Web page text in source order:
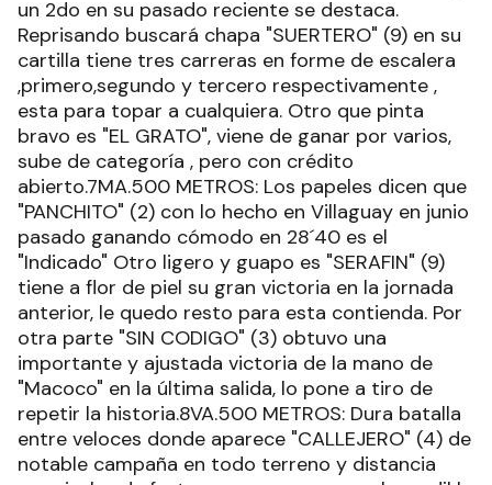
un 2do en su pasado reciente se destaca.
Reprisando buscará chapa "SUERTERO" (9) en su
cartilla tiene tres carreras en forme de escalera
,primero,segundo y tercero respectivamente ,
esta para topar a cualquiera. Otro que pinta
bravo es "EL GRATO", viene de ganar por varios,
sube de categoría , pero con crédito
abierto.7MA.500 METROS: Los papeles dicen que
"PANCHITO" (2) con lo hecho en Villaguay en junio
pasado ganando cómodo en 28´40 es el
"Indicado" Otro ligero y guapo es "SERAFIN" (9)
tiene a flor de piel su gran victoria en la jornada
anterior, le quedo resto para esta contienda. Por
otra parte "SIN CODIGO" (3) obtuvo una
importante y ajustada victoria de la mano de
"Macoco" en la última salida, lo pone a tiro de
repetir la historia.8VA.500 METROS: Dura batalla
entre veloces donde aparece "CALLEJERO" (4) de
notable campaña en todo terreno y distancia